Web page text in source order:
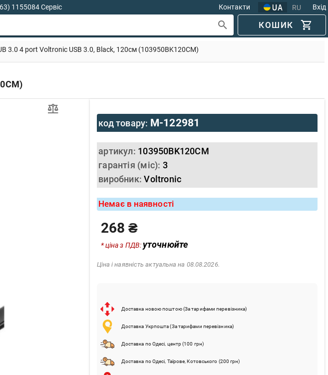
1155084 Сервіс
Вхід
RU
Контакти
КОШИК
3.0 4 port Voltronic USB 3.0, Black, 120см (103950BK120CM)
код товару: M-122981
артикул: 103950BK120CM
гарантія (міс): 3
виробник:Voltronic
Немає в наявності
268 ₴
* ціна з ПДВ:уточнюйте
Ціна і наявність актуальна на 08.08.2026.
Доставка новою поштою (За тарифами перевізника)
Доставка Укрпошта (За тарифами перевізника)
Доставка по Одесі, центр (100 грн)
Доставка по Одесі, Таїрове, Котовського (200 грн)